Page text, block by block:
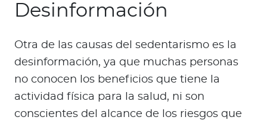
Desinformación
Otra de las causas del sedentarismo es la
desinformación, ya que muchas personas
no conocen los beneficios que tiene la
actividad física para la salud, ni son
conscientes del alcance de los riesgos que